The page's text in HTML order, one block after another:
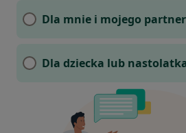
Dla mnie i mojego
Dla dziecka lub